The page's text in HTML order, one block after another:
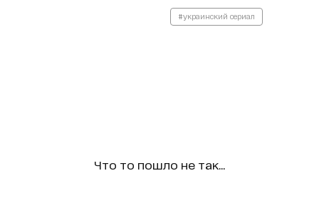
#украинский сериал
Что то пошло не так...